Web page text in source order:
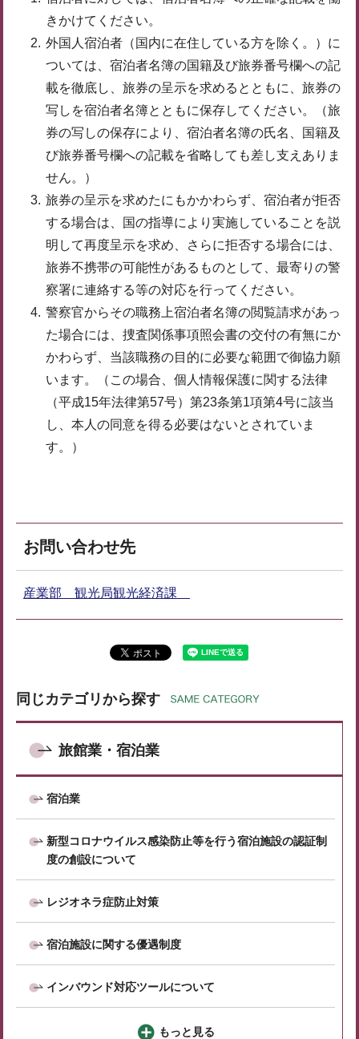
きかけてください。
外国人宿泊者（国内に在住している方を除く。）に
ついては、宿泊者名簿の国籍及び旅券番号欄への記
載を徹底し、旅券の呈示を求めるとともに、旅券の
写しを宿泊者名簿とともに保存してください。（旅
券の写しの保存により、宿泊者名簿の氏名、国籍及
び旅券番号欄への記載を省略しても差し支えありま
せん。）
旅券の呈示を求めたにもかかわらず、宿泊者が拒否
する場合は、国の指導により実施していることを説
明して再度呈示を求め、さらに拒否する場合には、
旅券不携帯の可能性があるものとして、最寄りの警
察署に連絡する等の対応を行ってください。
警察官からその職務上宿泊者名簿の閲覧請求があっ
た場合には、捜査関係事項照会書の交付の有無にか
かわらず、当該職務の目的に必要な範囲で御協力願
います。（この場合、個人情報保護に関する法律
（平成15年法律第57号）第23条第1項第4号に該当
し、本人の同意を得る必要はないとされていま
す。）
お問い合わせ先
産業部 観光局観光経済課
同じカテゴリから探す
旅館業・宿泊業
宿泊業
新型コロナウイルス感染防止等を行う宿泊施設の認証制
度の創設について
レジオネラ症防止対策
宿泊施設に関する優遇制度
インバウンド対応ツールについて
もっと見る